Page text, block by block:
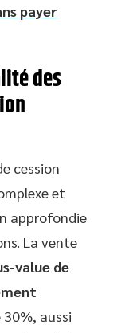
payer
des
cession
et
approfondie
La vente
value de
30%, aussi